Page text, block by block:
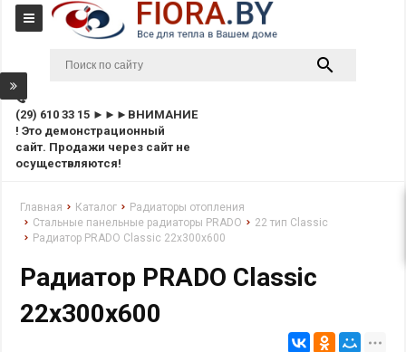
(29) 610 33 15 ►►►ВНИМАНИЕ
! Это демонстрационный
сайт. Продажи через сайт не
осуществляются!
Главная Каталог
Радиаторы отопления
Стальные панельные радиаторы PRADO
22 тип Classic
Радиатор PRADO Classic 22х300х600
Радиатор PRADO Classic
22х300х600